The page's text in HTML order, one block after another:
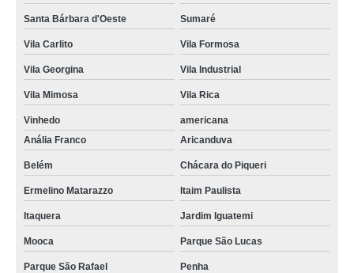
Santa Bárbara d'Oeste Sumaré
Vila Carlito Vila Formosa
Vila Georgina Vila Industrial
Vila Mimosa Vila Rica
Vinhedo
americana
Anália Franco
Aricanduva
Belém Chácara do Piqueri
Ermelino Matarazzo Itaim Paulista
Itaquera Jardim Iguatemi
Mooca Parque São Lucas
Parque São Rafael Penha